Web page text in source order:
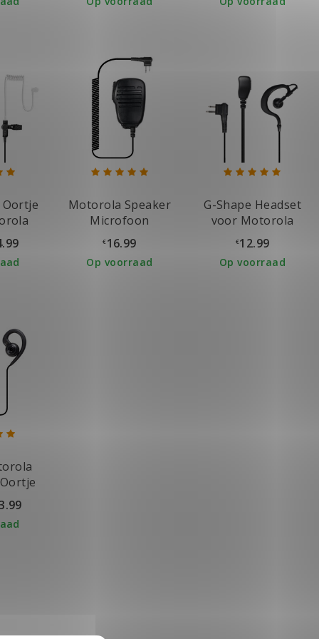
Oortje
Motorola Speaker
Microfoon
€16.99
Op voorraad
G-Shape Headset
voor Motorola
Portofoon
€12.99
Op voorraad